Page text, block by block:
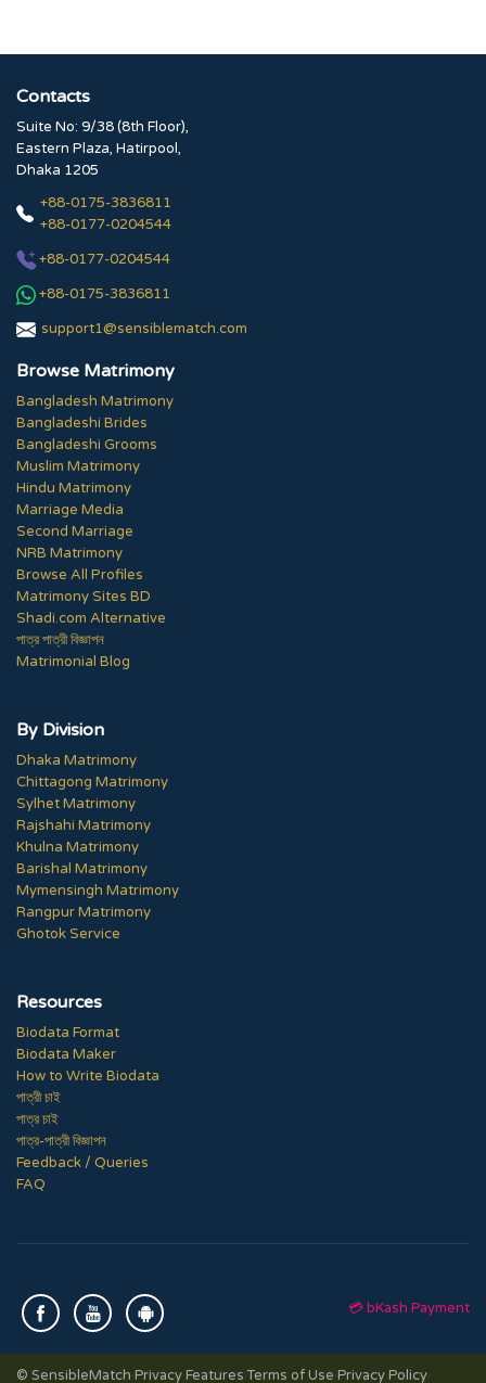
Contacts
Suite No: 9/38 (8th Floor),
Eastern Plaza, Hatirpool,
Dhaka 1205
+88-0175-3836811
+88-0177-0204544
+88-0177-0204544
+88-0175-3836811
support1@sensiblematch.com
Browse Matrimony
Bangladesh Matrimony
Bangladeshi Brides
Bangladeshi Grooms
Muslim Matrimony
Hindu Matrimony
Marriage Media
Second Marriage
NRB Matrimony
Browse All Profiles
Matrimony Sites BD
Shadi.com Alternative
পাত্র পাত্রী বিজ্ঞাপন
Matrimonial Blog
By Division
Dhaka Matrimony
Chittagong Matrimony
Sylhet Matrimony
Rajshahi Matrimony
Khulna Matrimony
Barishal Matrimony
Mymensingh Matrimony
Rangpur Matrimony
Ghotok Service
Resources
Biodata Format
Biodata Maker
How to Write Biodata
পাত্রী চাই
পাত্র চাই
পাত্র-পাত্রী বিজ্ঞাপন
Feedback / Queries
FAQ
💳 bKash Payment
© SensibleMatch·Privacy Features·Terms of Use·Privacy Policy·